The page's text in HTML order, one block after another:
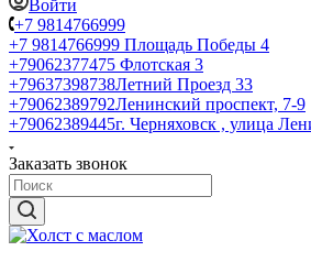
Войти
+7 9814766999
+7 9814766999 Площадь Победы 4
+79062377475 Флотская 3
+79637398738Летний Проезд 33
+79062389792Ленинский проспект, 7-9
+79062389445г. Черняховск , улица
Заказать звонок